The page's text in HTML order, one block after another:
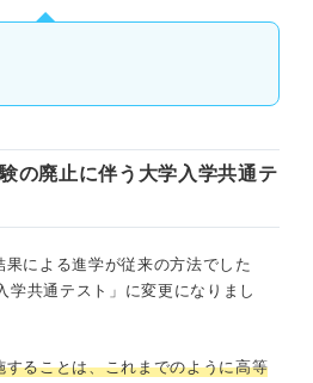
の廃止に伴う大学入学共通テ
による進学が従来の方法でした
学共通テスト」に変更になりまし
ることは、これまでのように高等